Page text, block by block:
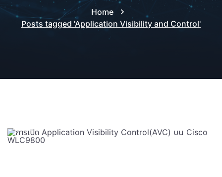
Home
Posts tagged 'Application Visibility and Control'